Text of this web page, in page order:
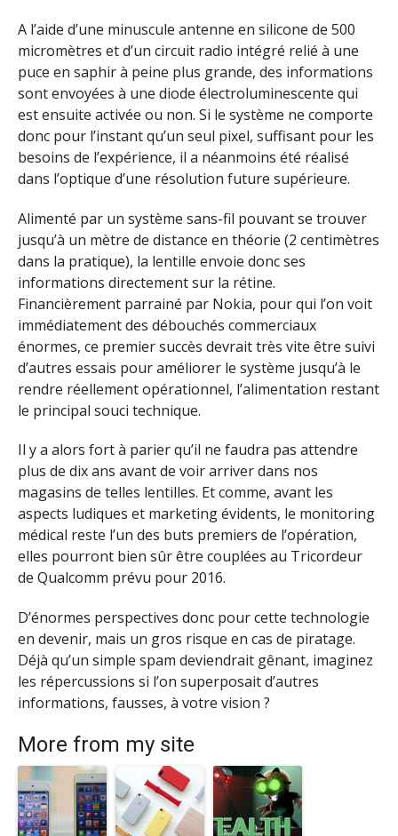
A l’aide d’une minuscule antenne en silicone de 500
micromètres et d’un circuit radio intégré relié à une
puce en saphir à peine plus grande, des informations
sont envoyées à une diode électroluminescente qui
est ensuite activée ou non. Si le système ne comporte
donc pour l’instant qu’un seul pixel, suffisant pour les
besoins de l’expérience, il a néanmoins été réalisé
dans l’optique d’une résolution future supérieure.
Alimenté par un système sans-fil pouvant se trouver
jusqu’à un mètre de distance en théorie (2 centimètres
dans la pratique), la lentille envoie donc ses
informations directement sur la rétine.
Financièrement parrainé par Nokia, pour qui l’on voit
immédiatement des débouchés commerciaux
énormes, ce premier succès devrait très vite être suivi
d’autres essais pour améliorer le système jusqu’à le
rendre réellement opérationnel, l’alimentation restant
le principal souci technique.
Il y a alors fort à parier qu’il ne faudra pas attendre
plus de dix ans avant de voir arriver dans nos
magasins de telles lentilles. Et comme, avant les
aspects ludiques et marketing évidents, le monitoring
médical reste l’un des buts premiers de l’opération,
elles pourront bien sûr être couplées au Tricordeur
de Qualcomm prévu pour 2016.
D’énormes perspectives donc pour cette technologie
en devenir, mais un gros risque en cas de piratage.
Déjà qu’un simple spam deviendrait gênant, imaginez
les répercussions si l’on superposait d’autres
informations, fausses, à votre vision ?
More from my site